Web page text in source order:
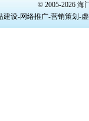
© 2005-2026
建设-网络推广-营销策划-